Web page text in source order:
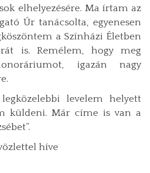
elhelyezésére. Ma írtam az
Úr tanácsolta, egyenesen
a Színházi Életben
is. Remélem, hogy meg
igazán nagy
levelem helyett
küldeni. Már címe is van a
híve